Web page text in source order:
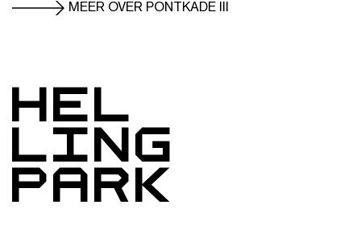
MEER OVER PONTKADE III
Hel
ling
pArk